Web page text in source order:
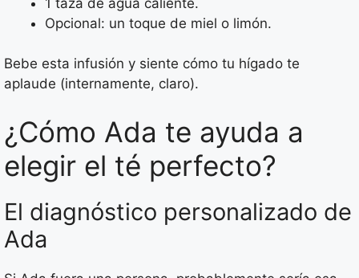
Opcional: un toque de miel o limón.
Bebe esta infusión y siente cómo tu hígado te
aplaude (internamente, claro).
¿Cómo Ada te ayuda a
elegir el té perfecto?
El diagnóstico personalizado de
Ada